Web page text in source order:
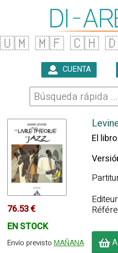
🇺🇲 🇲🇫 🇨🇭
CUENTA
76.53 €
EN STOCK
Envío previsto MAÑANA
El